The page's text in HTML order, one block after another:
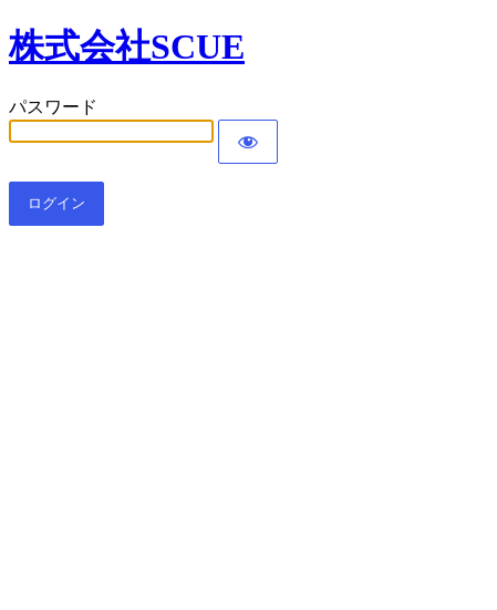
株式会社SCUE
パスワード